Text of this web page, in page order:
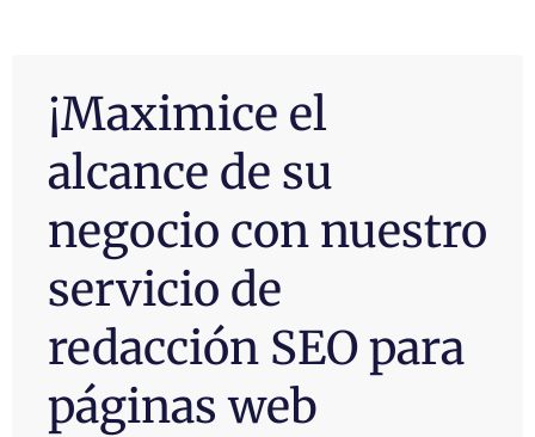
¡Maximice el
alcance de su
negocio con nuestro
servicio de
redacción SEO para
páginas web